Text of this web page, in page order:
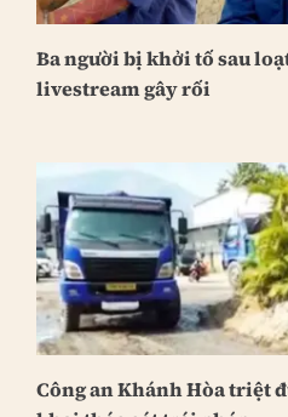
Ba người bị khởi tố sau
livestream gây rối
Công an Khánh Hòa triệt